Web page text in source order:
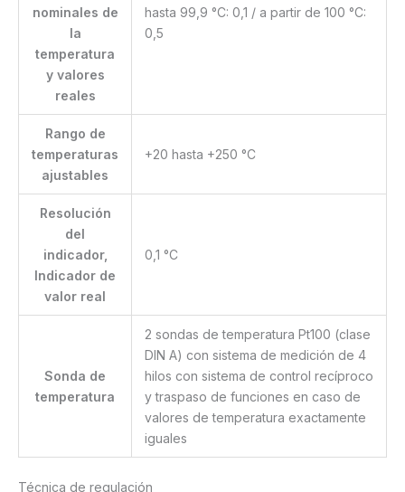
nominales de
la
temperatura
y valores
reales
hasta 99,9 °C: 0,1 / a partir de 100 °C:
0,5
Rango de
temperaturas
ajustables
+20 hasta +250 °C
Resolución
del
indicador,
Indicador de
valor real
0,1 °C
Sonda de
temperatura
2 sondas de temperatura Pt100 (clase
DIN A) con sistema de medición de 4
hilos con sistema de control recíproco
y traspaso de funciones en caso de
valores de temperatura exactamente
iguales
Técnica de regulación